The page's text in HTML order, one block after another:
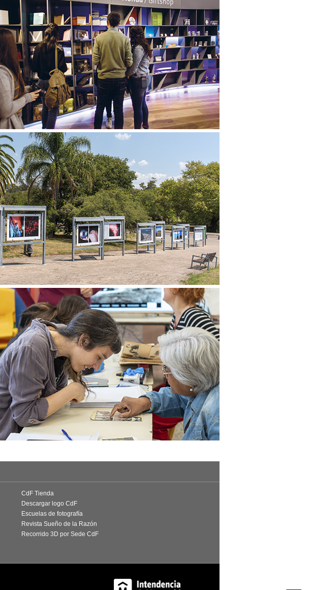
CdF Tienda
Descargar logo CdF
Escuelas de fotografía
Revista Sueño de la Razón
Recorrido 3D por Sede CdF